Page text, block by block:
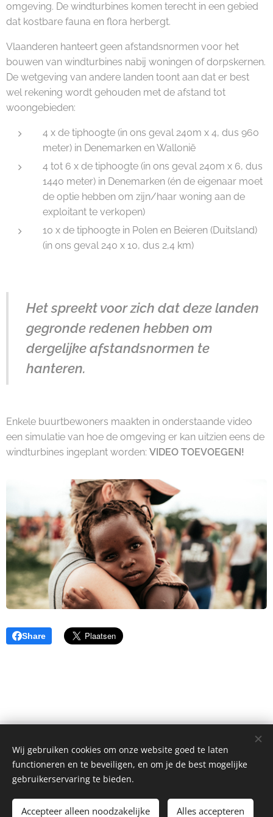
omgeving. De windturbines komen terecht in een gebied
dat kostbare fauna en flora herbergt.
Vlaanderen hanteert geen afstandsnormen voor het
bouwen van windturbines nabij woningen of dorpskernen.
De wetgeving van andere landen toont aan dat er best
wel rekening wordt gehouden met de afstand tot
woongebieden:
4 x de tiphoogte (in ons geval 240m x 4, dus 960
meter) in Denemarken en Wallonië
4 tot 6 x de tiphoogte (in ons geval 240m x 6, dus
1440 meter) in Denemarken (én de eigenaar moet
de optie hebben om zijn/haar woning aan de
exploitant te verkopen)
10 x de tiphoogte in Polen en Beieren (Duitsland)
(in ons geval 240 x 10, dus 2,4 km)
Het spreekt voor zich dat deze landen
gegronde redenen hebben om
dergelijke afstandsnormen te
hanteren.
Enkele buurtbewoners maakten in onderstaande video
een simulatie van hoe de omgeving er kan uitzien eens de
windturbines ingeplant worden: VIDEO TOEVOEGEN!
Share
voorbehouden.
Door deze website te bezoeken ga je akkoord met onze
disclaimer.
info@leefbaarbelselewaasmunster.be
Wij gebruiken cookies om onze website goed te laten
functioneren en te beveiligen, en om je de best mogelijke
gebruikerservaring te bieden.
Accepteer alleen noodzakelijke Alles accepteren